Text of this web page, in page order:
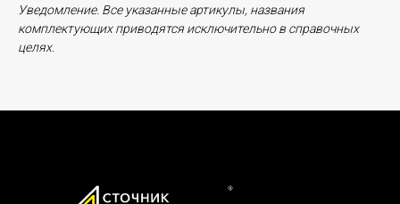
Уведомление. Все указанные артикулы, названия
комплектующих приводятся исключительно в справочных
целях.